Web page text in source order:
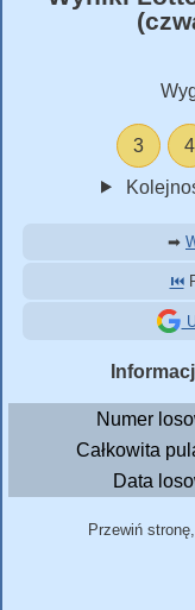
3 4
➡
⏮️
Numer
Całkowita
Data
Przewiń